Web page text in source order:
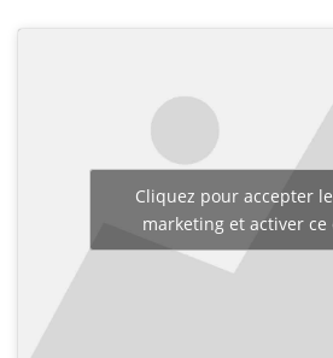
Cliquez pour accepter
marketing et activer ce